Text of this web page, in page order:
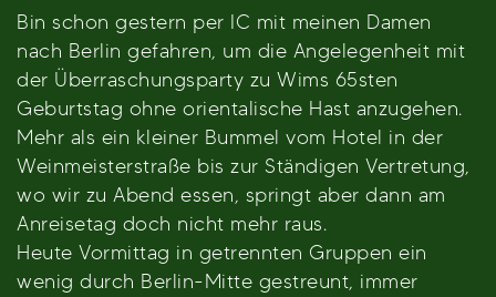
Bin schon gestern per IC mit meinen Damen
nach Berlin gefahren, um die Angelegenheit mit
der Überraschungsparty zu Wims 65sten
Geburtstag ohne orientalische Hast anzugehen.
Mehr als ein kleiner Bummel vom Hotel in der
Weinmeisterstraße bis zur Ständigen Vertretung,
wo wir zu Abend essen, springt aber dann am
Anreisetag doch nicht mehr raus.
Heute Vormittag in getrennten Gruppen ein
wenig durch Berlin-Mitte gestreunt, immer